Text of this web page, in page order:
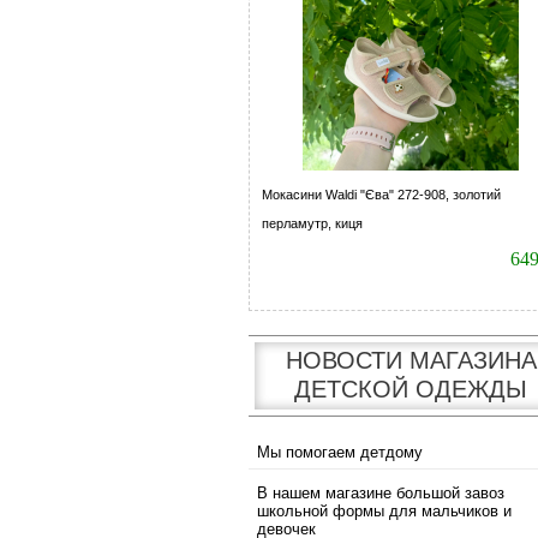
Мокасини Waldi "Єва" 272-908, золотий
перламутр, киця
НОВОСТИ МАГАЗИНА
ДЕТСКОЙ ОДЕЖДЫ
Мы помогаем детдому
В нашем магазине большой завоз
школьной формы для мальчиков и
девочек